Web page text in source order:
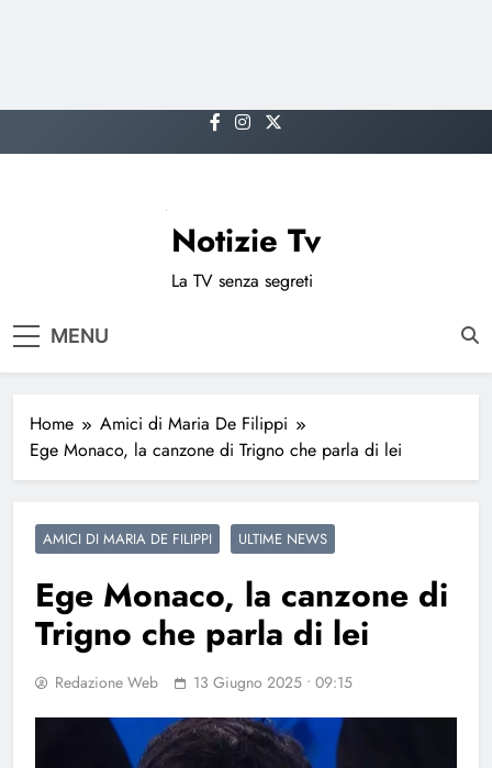
to
Notizie Tv
La TV senza segreti
MENU
Home
Amici di Maria De Filippi
Ege Monaco, la canzone di Trigno che parla di lei
AMICI DI MARIA DE FILIPPI ULTIME NEWS
Ege Monaco, la canzone di
Trigno che parla di lei
Redazione Web 13 Giugno 2025 • 09:15